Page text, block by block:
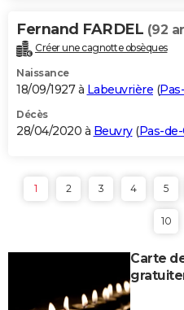
Fernand FARDEL (92
Créer une cagnotte obsèques
Naissance
18/09/1927 à Labeuvrière (
Décès
28/04/2020 à Beuvry(Pas-de-
1 2 3 4 5
10
Carte